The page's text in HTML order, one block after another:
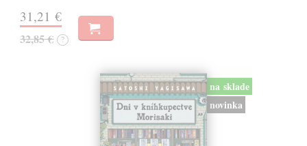
31,21 €
32,85 € ?
na sklade
novinka